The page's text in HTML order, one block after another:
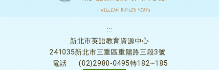
:::
新北市英語教育資源中心
241035新北市三重區重陽路三段3號
電話
(02)2980-0495轉182~185